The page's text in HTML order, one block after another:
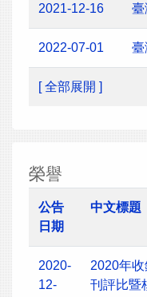
2021-12-16 臺
2022-07-01 臺
[ 全部展開 ]
榮譽
公告
日期
中文標題
2020-
12-
2020年
刊評比暨